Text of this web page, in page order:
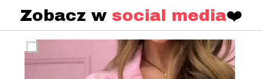
Zobacz w social media❤️